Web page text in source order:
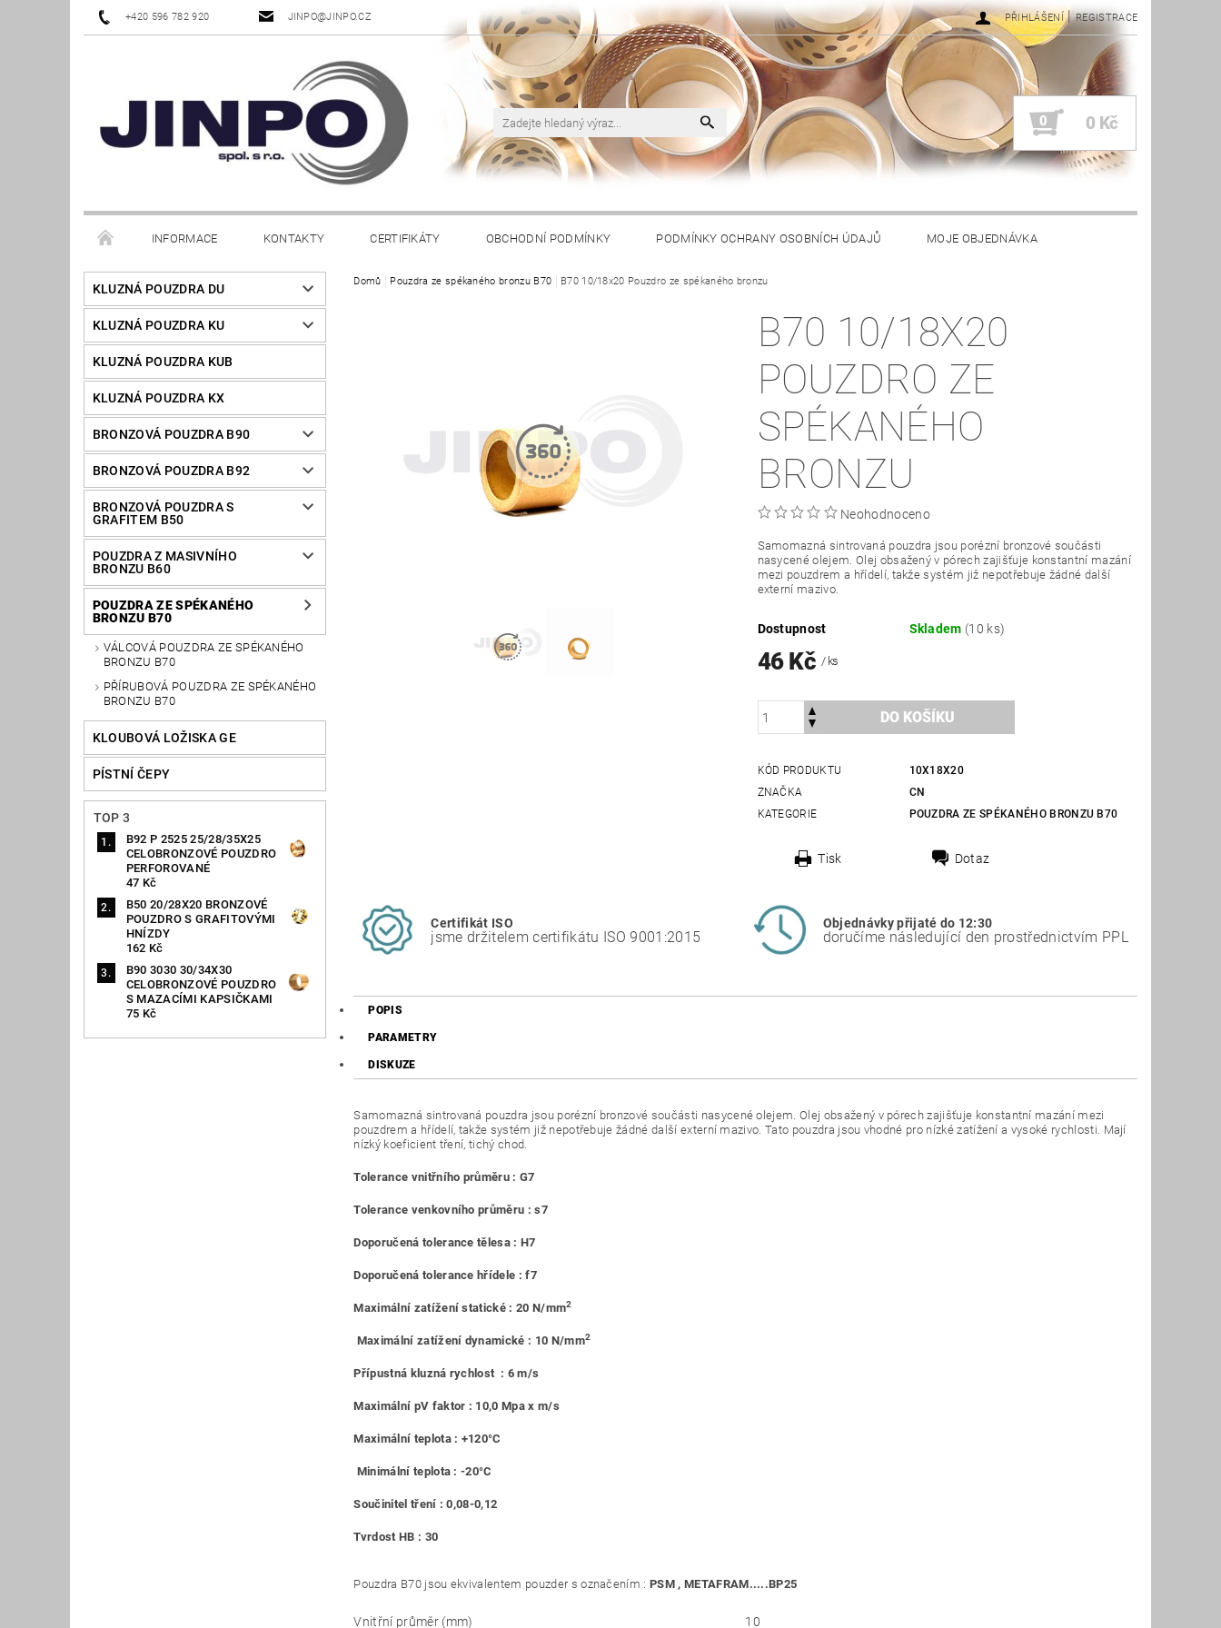
+420 596 782 920 JINPO@JINPO.CZ PŘIHLÁŠENÍ | REGISTRACE
0 0 Kč
INFORMACE KONTAKTY CERTIFIKÁTY OBCHODNÍ PODMÍNKY PODMÍNKY OCHRANY OSOBNÍCH ÚDAJŮ MOJE OBJEDNÁVKA
KLUZNÁ POUZDRA DU
KLUZNÁ POUZDRA KU
KLUZNÁ POUZDRA KUB
KLUZNÁ POUZDRA KX
BRONZOVÁ POUZDRA B90
BRONZOVÁ POUZDRA B92
BRONZOVÁ POUZDRA S
GRAFITEM B50
POUZDRA Z MASIVNÍHO
BRONZU B60
POUZDRA ZE SPÉKANÉHO
BRONZU B70
VÁLCOVÁ POUZDRA ZE SPÉKANÉHO
BRONZU B70
PŘÍRUBOVÁ POUZDRA ZE SPÉKANÉHO
BRONZU B70
KLOUBOVÁ LOŽISKA GE
PÍSTNÍ ČEPY
TOP 3
B92 P 2525 25/28/35X25
CELOBRONZOVÉ POUZDRO
PERFOROVANÉ
47 Kč
B50 20/28X20 BRONZOVÉ
POUZDRO S GRAFITOVÝMI
HNÍZDY
162 Kč
B90 3030 30/34X30
CELOBRONZOVÉ POUZDRO
S MAZACÍMI KAPSIČKAMI
75 Kč
Domů Pouzdra ze spékaného bronzu B70 B70 10/18x20 Pouzdro ze spékaného bronzu
B70 10/18X20
POUZDRO ZE
SPÉKANÉHO
BRONZU
Neohodnoceno
Samomazná sintrovaná pouzdra jsou porézní bronzové součásti
nasycené olejem. Olej obsažený v pórech zajišťuje konstantní mazání
mezi pouzdrem a hřídelí, takže systém již nepotřebuje žádné další
externí mazivo.
Dostupnost Skladem (10 ks)
46 Kč / ks
KÓD PRODUKTU
10X18X20
ZNAČKA
CN
KATEGORIE
POUZDRA ZE SPÉKANÉHO BRONZU B70
Tisk Dotaz
Certifikát ISO
jsme držitelem certifikátu ISO 9001:2015
Objednávky přijaté do 12:30
doručíme následující den prostřednictvím PPL
POPIS
PARAMETRY
DISKUZE
Samomazná sintrovaná pouzdra jsou porézní bronzové součásti nasycené olejem. Olej obsažený v pórech zajišťuje konstantní mazání mezi
pouzdrem a hřídelí, takže systém již nepotřebuje žádné další externí mazivo. Tato pouzdra jsou vhodné pro nízké zatížení a vysoké rychlosti. Mají
nízký koeficient tření, tichý chod.
Tolerance vnitřního průměru : G7
Tolerance venkovního průměru : s7
Doporučená tolerance tělesa : H7
Doporučená tolerance hřídele : f7
Maximální zatížení statické : 20 N/mm2
Maximální zatížení dynamické : 10 N/mm2
Přípustná kluzná rychlost : 6 m/s
Maximální pV faktor : 10,0 Mpa x m/s
Maximální teplota : +120°C
Minimální teplota : -20°C
Součinitel tření : 0,08-0,12
Tvrdost HB : 30
Pouzdra B70 jsou ekvivalentem pouzder s označením :PSM , METAFRAM.....BP25
Vnitřní průměr (mm) 10